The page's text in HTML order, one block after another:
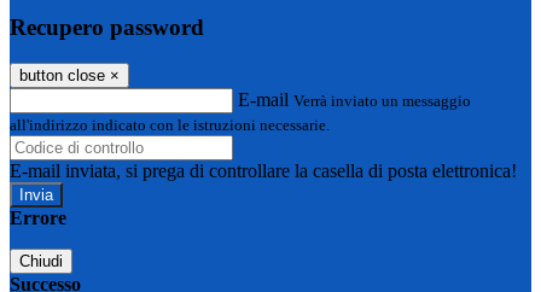
Recupero password
button close ×
E-mail Verrà inviato un messaggio
all'indirizzo indicato con le istruzioni necessarie.
E-mail inviata, si prega di controllare la casella di posta elettronica!
Errore
Chiudi
Successo